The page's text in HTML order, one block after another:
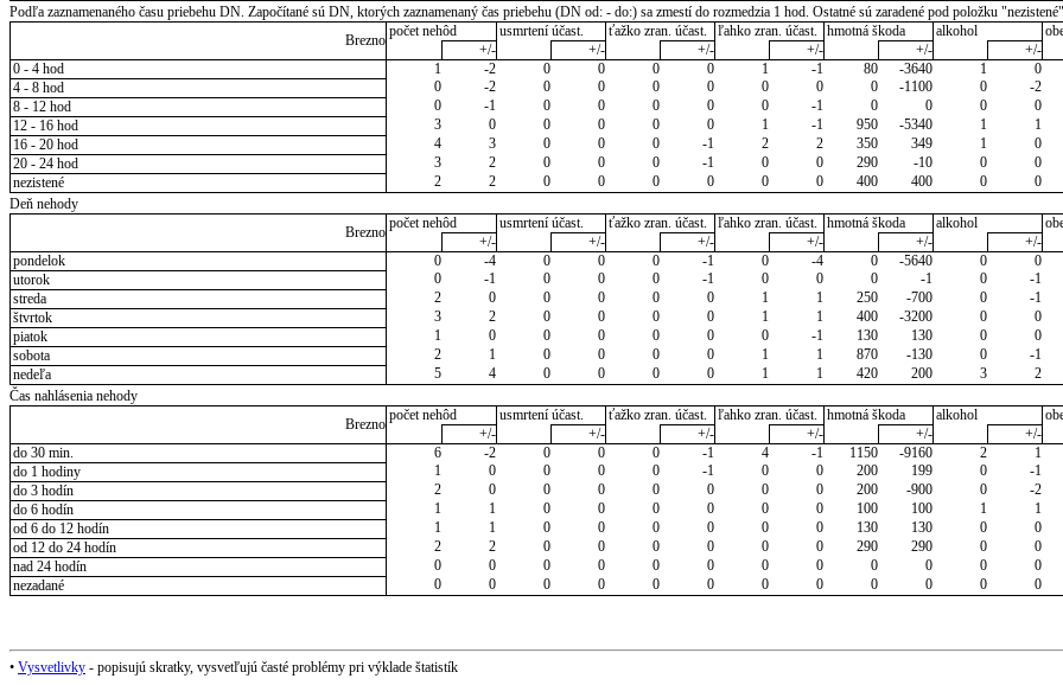
Podľa zaznamenaného času priebehu DN. Započítané sú DN, ktorých zaznamenaný čas priebehu (DN od: - do:) sa zmestí do rozmedzia 1 hod. Ostatné sú zaradené pod položku "nezistené"
Brezno
počet nehôd usmrtení účast. ťažko zran. účast. ľahko zran. účast. hmotná škoda alkohol
+/-
+/- +/- +/- +/- +/-
0 - 4 hod
1 -2 0 0 0 0 1 -1 80 -3640 1 0
4 - 8 hod
0 -2 0 0 0 0 0 0 0 -1100 0 -2
8 - 12 hod
0 -1 0 0 0 0 0 -1 0 0 0 0
12 - 16 hod
3 0 0 0 0 0 1 -1 950 -5340 1 1
16 - 20 hod
4 3 0 0 0 -1 2 2 350 349 1 0
20 - 24 hod
3 2 0 0 0 -1 0 0 290 -10 0 0
nezistené
2 2 0 0 0 0 0 0 400 400 0 0
Deň nehody
Brezno
počet nehôd usmrtení účast. ťažko zran. účast. ľahko zran. účast. hmotná škoda alkohol
+/-
+/- +/- +/- +/- +/-
pondelok
0 -4 0 0 0 -1 0 -4 0 -5640 0 0
utorok
0 -1 0 0 0 -1 0 0 0 -1 0 -1
streda
2 0 0 0 0 0 1 1 250 -700 0 -1
štvrtok
3 2 0 0 0 0 1 1 400 -3200 0 0
piatok
1 0 0 0 0 0 0 -1 130 130 0 0
sobota
2 1 0 0 0 0 1 1 870 -130 0 -1
nedeľa
5 4 0 0 0 0 1 1 420 200 3 2
Čas nahlásenia nehody
Brezno
počet nehôd usmrtení účast. ťažko zran. účast. ľahko zran. účast. hmotná škoda alkohol
+/-
+/- +/- +/- +/- +/-
do 30 min.
6 -2 0 0 0 -1 4 -1 1150 -9160 2 1
do 1 hodiny
1 0 0 0 0 -1 0 0 200 199 0 -1
do 3 hodín
2 0 0 0 0 0 0 0 200 -900 0 -2
do 6 hodín
1 1 0 0 0 0 0 0 100 100 1 1
od 6 do 12 hodín
1 1 0 0 0 0 0 0 130 130 0 0
od 12 do 24 hodín
2 2 0 0 0 0 0 0 290 290 0 0
nad 24 hodín
0 0 0 0 0 0 0 0 0 0 0 0
nezadané
0 0 0 0 0 0 0 0 0 0 0 0
• Vysvetlivky - popisujú skratky, vysvetľujú časté problémy pri výklade štatistík